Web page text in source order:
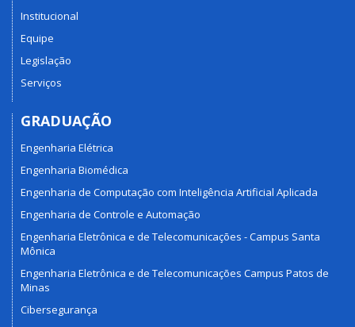
Institucional
Equipe
Legislação
Serviços
GRADUAÇÃO
Engenharia Elétrica
Engenharia Biomédica
Engenharia de Computação com Inteligência Artificial Aplicada
Engenharia de Controle e Automação
Engenharia Eletrônica e de Telecomunicações - Campus Santa
Mônica
Engenharia Eletrônica e de Telecomunicações Campus Patos de
Minas
Cibersegurança